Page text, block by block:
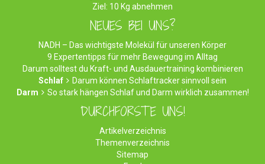
Ziel: 10 Kg abnehmen
NEUES BEI UNS?
NADH – Das wichtigste Molekül für unseren Körper
9 Expertentipps für mehr Bewegung im Alltag
Darum solltest du Kraft- und Ausdauertraining kombinieren
Schlaf
Darum können Schlaftracker sinnvoll sein
Darm
So stark hängen Schlaf und Darm wirklich zusammen!
DURCHFORSTE UNS!
Artikelverzeichnis
Themenverzeichnis
Sitemap